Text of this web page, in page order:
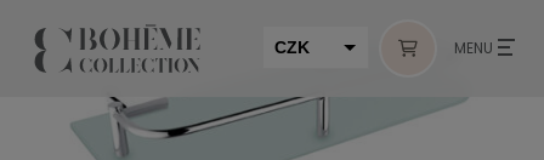
CZK MENU